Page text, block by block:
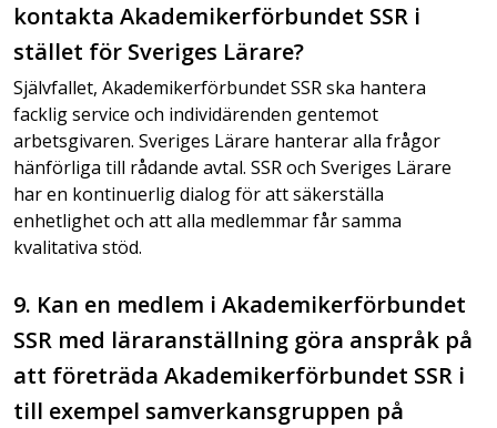
kontakta Akademikerförbundet SSR i
stället för Sveriges Lärare?
Självfallet, Akademikerförbundet SSR ska hantera
facklig service och individärenden gentemot
arbetsgivaren. Sveriges Lärare hanterar alla frågor
hänförliga till rådande avtal. SSR och Sveriges Lärare
har en kontinuerlig dialog för att säkerställa
enhetlighet och att alla medlemmar får samma
kvalitativa stöd.
9. Kan en medlem i Akademikerförbundet
SSR med läraranställning göra anspråk på
att företräda Akademikerförbundet SSR i
till exempel samverkansgruppen på